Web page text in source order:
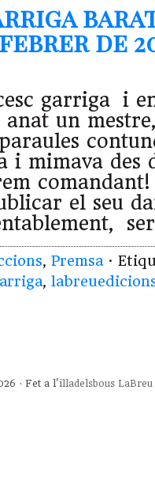
de
garriga i
anat un
i mimava des
el seu
, Premsa ·
,
· Fet a l'illadelsbous